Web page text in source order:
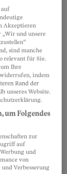
Jahr über
ist
49,
Chef der
auf
Akzeptieren
und unsere
sind manche
relevant für Sie.
Ihre
indem
Rand der
unseres Website.
um Folgendes
zur
auf
und
von
Verbesserung